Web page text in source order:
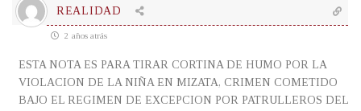
REALIDAD
2 años atrás
ESTA NOTA ES PARA TIRAR CORTINA DE HUMO POR LA
VIOLACION DE LA NIÑA EN MIZATA, CRIMEN COMETIDO
BAJO EL REGIMEN DE EXCEPCION POR PATRULLEROS DEL